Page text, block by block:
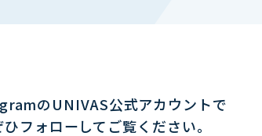
のUNIVAS公式アカウントで
フォローしてご覧ください｡